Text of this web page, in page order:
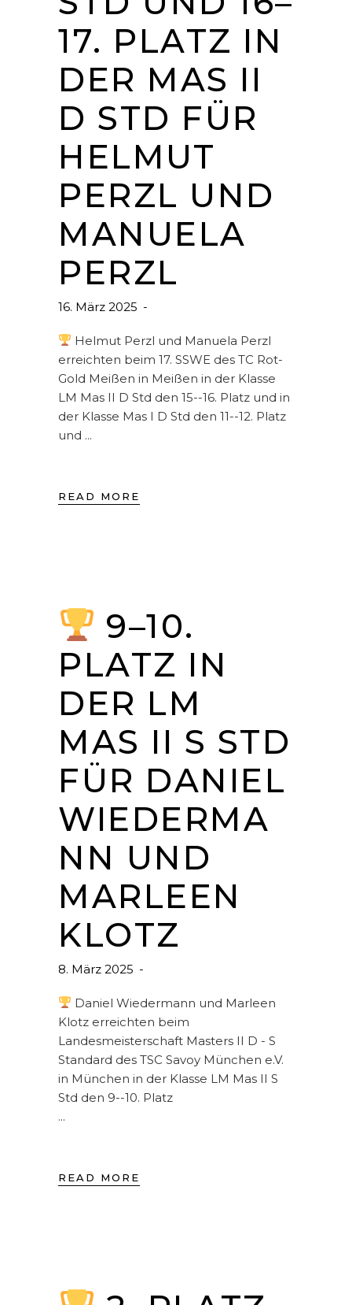
17. PLATZ IN
DER MAS II
D STD FÜR
HELMUT
PERZL UND
MANUELA
PERZL
16. März 2025
Helmut Perzl und Manuela Perzl
erreichten beim 17. SSWE des TC Rot-
Gold Meißen in Meißen in der Klasse
LM Mas II D Std den 15--16. Platz und in
der Klasse Mas I D Std den 11--12. Platz
und
READ MORE
9–10.
PLATZ IN
DER LM
MAS II S STD
FÜR DANIEL
WIEDERMA
NN UND
MARLEEN
KLOTZ
8. März 2025
Daniel Wiedermann und Marleen
Klotz erreichten beim
Landesmeisterschaft Masters II D - S
Standard des TSC Savoy München e.V.
in München in der Klasse LM Mas II S
Std den 9--10. Platz
READ MORE